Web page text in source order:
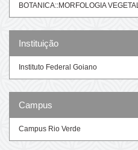
BOTANICA::MORFOLOGIA VEGETAL
Instituição
Instituto Federal Goiano
Campus
Campus Rio Verde